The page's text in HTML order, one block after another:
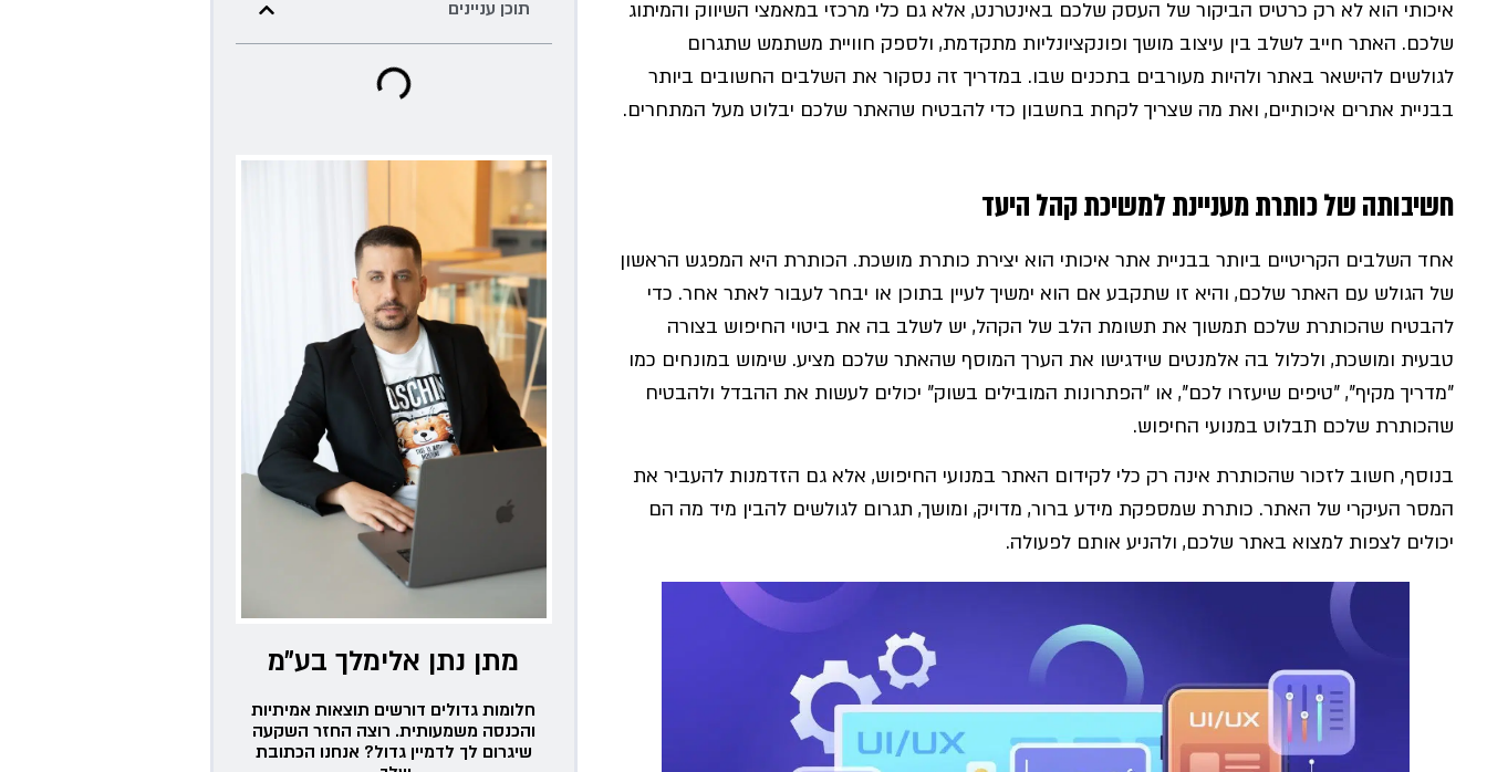
איכותי הוא לא רק כרטיס הביקור של העסק שלכם באינטרנט, אלא גם כלי מרכזי במאמצי השיווק והמיתוג
שלכם. האתר חייב לשלב בין עיצוב מושך ופונקציונליות מתקדמת, ולספק חוויית משתמש שתגרום
לגולשים להישאר באתר ולהיות מעורבים בתכנים שבו. במדריך זה נסקור את השלבים החשובים ביותר
בבניית אתרים איכותיים, ואת מה שצריך לקחת בחשבון כדי להבטיח שהאתר שלכם יבלוט מעל המתחרים.
חשיבותה של כותרת מעניינת למשיכת קהל היעד
אחד השלבים הקריטיים ביותר בבניית אתר איכותי הוא יצירת כותרת מושכת. הכותרת היא המפגש הראשון
של הגולש עם האתר שלכם, והיא זו שתקבע אם הוא ימשיך לעיין בתוכן או יבחר לעבור לאתר אחר. כדי
להבטיח שהכותרת שלכם תמשוך את תשומת הלב של הקהל, יש לשלב בה את ביטוי החיפוש בצורה
טבעית ומושכת, ולכלול בה אלמנטים שידגישו את הערך המוסף שהאתר שלכם מציע. שימוש במונחים כמו
"מדריך מקיף", "טיפים שיעזרו לכם", או "הפתרונות המובילים בשוק" יכולים לעשות את ההבדל ולהבטיח
שהכותרת שלכם תבלוט במנועי החיפוש.
בנוסף, חשוב לזכור שהכותרת אינה רק כלי לקידום האתר במנועי החיפוש, אלא גם הזדמנות להעביר את
המסר העיקרי של האתר. כותרת שמספקת מידע ברור, מדויק, ומושך, תגרום לגולשים להבין מיד מה הם
יכולים לצפות למצוא באתר שלכם, ולהניע אותם לפעולה.
תוכן עניינים
מתן נתן אלימלך בע״מ
חלומות גדולים דורשים תוצאות אמיתיות
והכנסה משמעותית. רוצה החזר השקעה
שיגרום לך לדמיין גדול? אנחנו הכתובת